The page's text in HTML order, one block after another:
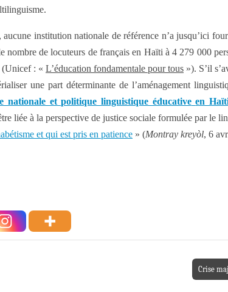
institution nationale de référence n’a jusqu’ici
nombre de locuteurs de français en Haïti à 4 279 000
(Unicef : « L’éducation fondamentale pour tous »). S’il
une part déterminante de l’aménagement
nationale et politique linguistique éducative en
liée à la perspective de justice sociale formulée par le
et qui est pris en patience » (Montray kreyòl, 6
Crise